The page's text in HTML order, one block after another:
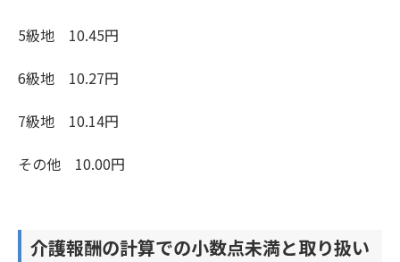
5級地 10.45円
6級地 10.27円
7級地 10.14円
その他 10.00円
介護報酬の計算での小数点未満と取り扱い